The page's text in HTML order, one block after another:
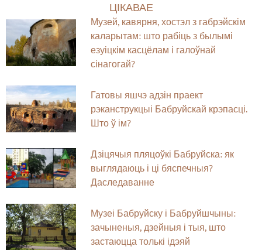
ЦІКАВАЕ
Музей, кавярня, хостэл з габрэйскім
каларытам: што рабіць з былымі
езуіцкім касцёлам і галоўнай
сінагогай?
Гатовы яшчэ адзін праект
рэканструкцыі Бабруйскай крэпасці.
Што ў ім?
Дзіцячыя пляцоўкі Бабруйска: як
выглядаюць і ці бяспечныя?
Даследаванне
Музеі Бабруйску і Бабруйшчыны:
зачыненыя, дзейныя і тыя, што
застаюцца толькі ідэяй